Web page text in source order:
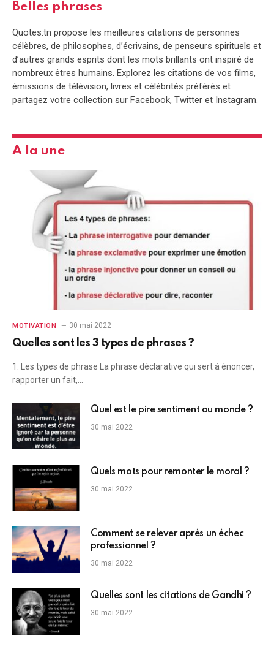
Belles phrases
Quotes.tn propose les meilleures citations de personnes
célèbres, de philosophes, d’écrivains, de penseurs spirituels et
d’autres grands esprits dont les mots brillants ont inspiré de
nombreux êtres humains. Explorez les citations de vos films,
émissions de télévision, livres et célébrités préférés et
partagez votre collection sur Facebook, Twitter et Instagram.
A la une
MOTIVATION 30 mai 2022
Quelles sont les 3 types de phrases ?
1. Les types de phrase La phrase déclarative qui sert à énoncer,
rapporter un fait,…
Quel est le pire sentiment au monde ?
30 mai 2022
Quels mots pour remonter le moral ?
30 mai 2022
Comment se relever après un échec
professionnel ?
30 mai 2022
Quelles sont les citations de Gandhi ?
30 mai 2022